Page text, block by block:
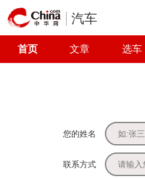
汽车
首页 文章 选车
您的姓名
联系方式